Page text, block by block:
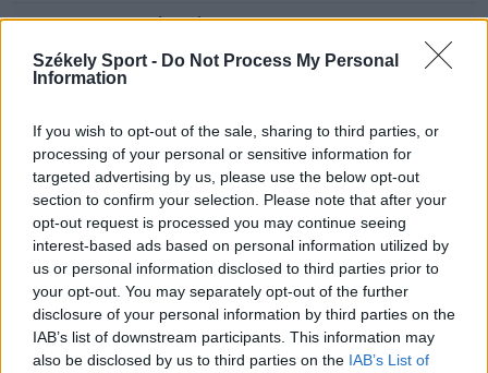
Székely Sport - Do Not Process My Personal
Information
If you wish to opt-out of the sale, sharing to third parties, or
processing of your personal or sensitive information for
targeted advertising by us, please use the below opt-out
section to confirm your selection. Please note that after your
opt-out request is processed you may continue seeing
interest-based ads based on personal information utilized by
us or personal information disclosed to third parties prior to
your opt-out. You may separately opt-out of the further
disclosure of your personal information by third parties on the
IAB’s list of downstream participants. This information may
also be disclosed by us to third parties on the IAB’s List of
2026. 02. 15.
Universitatea
FCSB
1-
0
2026. 02. 23.
2026. 03. 01.
21:00
Aradi UTA FCSB
2026. 03. 07.
20:00
FCSB Kolozsvári U
3
24 ÓRA LEGOLVASOTTABB